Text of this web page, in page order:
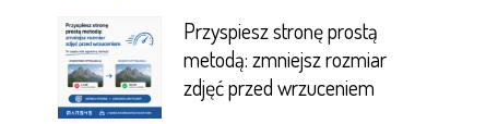
Przyspiesz stronę prostą
metodą: zmniejsz rozmiar
zdjęć przed wrzuceniem